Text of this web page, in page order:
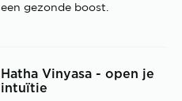
een gezonde boost.
Hatha Vinyasa - open je
intuïtie